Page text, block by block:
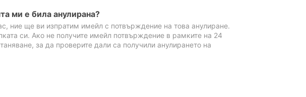
ми е била анулирана?
ние ще ви изпратим имейл с потвърждение на това анулиране.
си. Ако не получите имейл потвърждение в рамките на 24
за да проверите дали са получили анулирането на